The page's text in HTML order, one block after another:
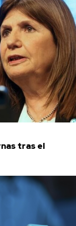
tras el